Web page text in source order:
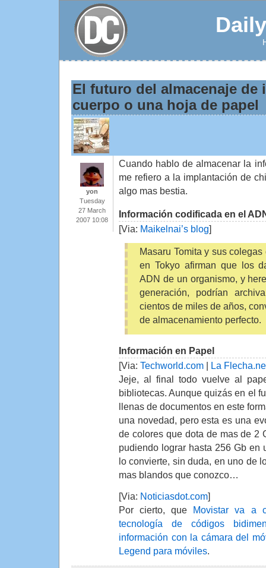
El futuro del almacenaje de
cuerpo o una hoja de papel
yon
Tuesday
27 March
2007 10:08
Cuando hablo de almacenar la
me refiero a la implantación de
algo mas bestia.
Información codificada en el
[Via: Maikelnai’s blog]
Masaru Tomita y sus
en Tokyo afirman que los
ADN de un organismo, y
generación, podrían
cientos de miles de años,
de almacenamiento perfecto.
Información en Papel
[Via: Techworld.com
La
Jeje, al final todo vuelve al
bibliotecas. Aunque quizás en el
llenas de documentos en este
una novedad, pero esta es una
de colores que dota de mas de 2
pudiendo lograr hasta 256 Gb en
lo convierte, sin duda, en uno de
mas blandos que conozco…
[Via: Noticiasdot.com]
Por cierto, que Movistar va a
tecnología de códigos
información con la cámara del
Legend para móviles.